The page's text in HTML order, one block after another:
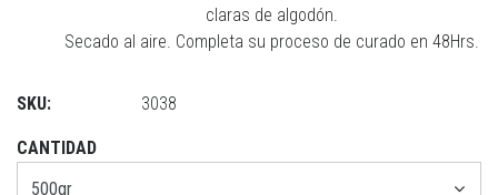
claras de algodón.
Secado al aire. Completa su proceso de curado en 48Hrs.
SKU: 3038
CANTIDAD